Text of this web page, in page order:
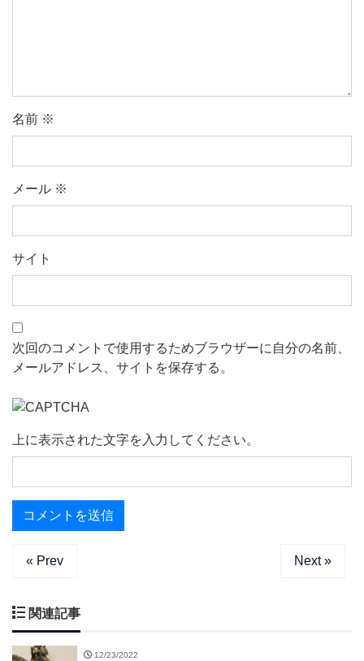
名前 ※
メール ※
サイト
次回のコメントで使用するためブラウザーに自分の名前、
メールアドレス、サイトを保存する。
上に表示された文字を入力してください。
« Prev Next »
関連記事
12/23/2022